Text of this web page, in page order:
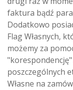
faktura bądź
Dodatkowo
Flag Własnych,
możemy za
poszczególnych
Własne na